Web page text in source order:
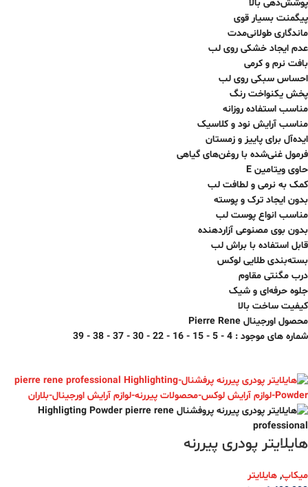
پوشش‌دهی بالا
پیگمنت بسیار قوی
ماندگاری طولانی‌مدت
عدم ایجاد خشکی روی لب
بافت نرم و کرمی
احساس سبکی روی لب
پخش یکنواخت رنگ
مناسب استفاده روزانه
مناسب آرایش نود و کلاسیک
ایده‌آل برای پاییز و زمستان
فرمول غنی‌شده با روغن‌های گیاهی
حاوی ویتامین E
کمک به نرمی و لطافت لب
بدون ایجاد ترک و پوسته
مناسب انواع پوست لب
بدون بوی مصنوعی آزاردهنده
قابل استفاده با براش لب
بسته‌بندی طلایی لوکس
درب مگنتی مقاوم
جلوه حرفه‌ای و شیک
کیفیت ساخت بالا
محصول اورجینال Pierre Rene
شماره های موجود : 4 - 5 - 15 - 16 - 22 - 30 - 37 - 38 - 39
هایلایتر پودری پیررنه
میکاپ, هایلایتر